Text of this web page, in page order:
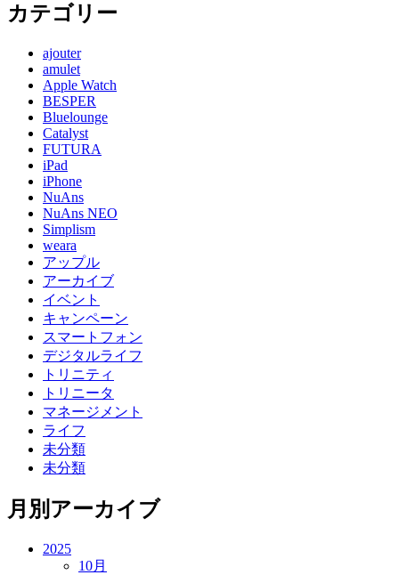
カテゴリー
ajouter
amulet
Apple Watch
BESPER
Bluelounge
Catalyst
FUTURA
iPad
iPhone
NuAns
NuAns NEO
Simplism
weara
アップル
アーカイブ
イベント
キャンペーン
スマートフォン
デジタルライフ
トリニティ
トリニータ
マネージメント
ライフ
未分類
未分類
月別アーカイブ
2025
10月